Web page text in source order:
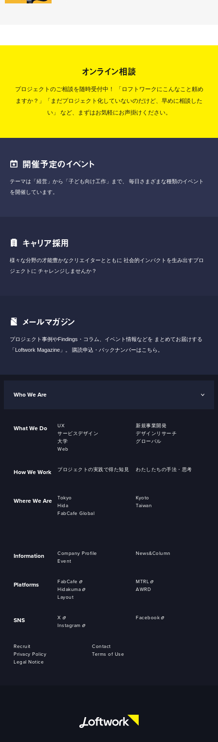
オンライン相談
プロジェクトのご相談を随時受付中！
「ロフトワークにこんなこと頼め
ますか？」「まだプロジェクト化していないのだけど、早めに相談した
い」
など、まずはお気軽にお声掛けください。
開催予定のイベント
テーマは「経営」から「子ども向け工作」まで、
毎日さまざまな種類のイベント
を開催しています。
キャリア採用
様々な分野の才能豊かなクリエイターとともに 社会的インパクトを生み出すプロ
ジェクトに チャレンジしませんか？
メールマガジン
プロジェクト事例やFindings・コラム、イベント情報などを まとめてお届けする
「Loftwork Magazine」。
購読申込・バックナンバーはこちら。
Who We Are
What We Do UX
新規事業開発
サービスデザイン
デザインリサーチ
大学
グローバル
Web
How We Work プロジェクトの実践で得た知見 わたしたちの手法・思考
Where We Are Tokyo
Kyoto
Hida
Taiwan
FabCafe Global
Information Company Profile
News&Column
Event
Platforms FabCafe
MTRL
Hidakuma
AWRD
Layout
SNS X
Facebook
Instagram
Recruit
Contact
Privacy Policy
Terms of Use
Legal Notice